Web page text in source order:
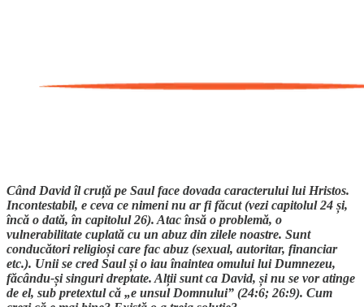
Când David îl cruță pe Saul face dovada caracterului lui Hristos.
Incontestabil, e ceva ce nimeni nu ar fi făcut (vezi capitolul 24 și,
încă o dată, în capitolul 26). Atac însă o problemă, o
vulnerabilitate cuplată cu un abuz din zilele noastre. Sunt
conducători religioși care fac abuz (sexual, autoritar, financiar
etc.). Unii se cred Saul și o iau înaintea omului lui Dumnezeu,
făcându-și singuri dreptate. Alții sunt ca David, și nu se vor atinge
de el, sub pretextul că „e unsul Domnului” (24:6; 26:9). Cum